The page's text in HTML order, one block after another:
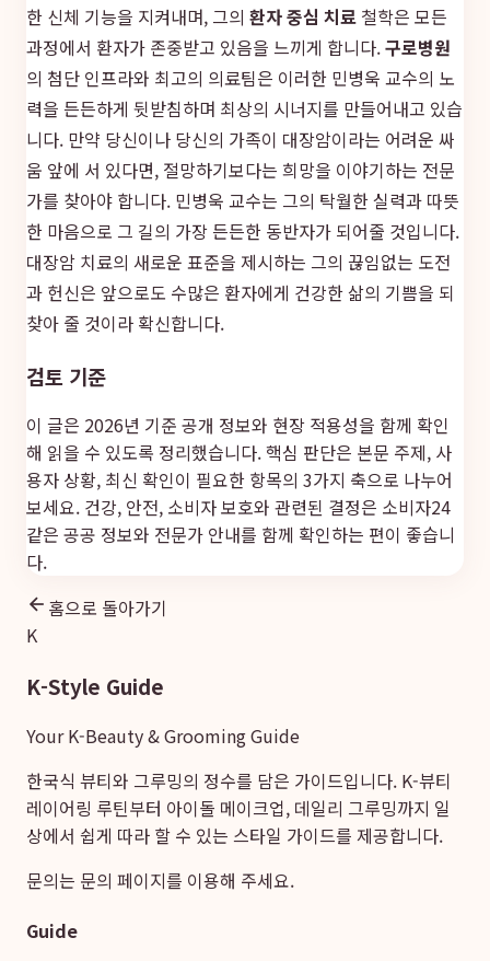
한 신체 기능을 지켜내며, 그의 환자 중심 치료 철학은 모든
과정에서 환자가 존중받고 있음을 느끼게 합니다.구로병원
의 첨단 인프라와 최고의 의료팀은 이러한 민병욱 교수의 노
력을 든든하게 뒷받침하며 최상의 시너지를 만들어내고 있습
니다. 만약 당신이나 당신의 가족이 대장암이라는 어려운 싸
움 앞에 서 있다면, 절망하기보다는 희망을 이야기하는 전문
가를 찾아야 합니다. 민병욱 교수는 그의 탁월한 실력과 따뜻
한 마음으로 그 길의 가장 든든한 동반자가 되어줄 것입니다.
대장암 치료의 새로운 표준을 제시하는 그의 끊임없는 도전
과 헌신은 앞으로도 수많은 환자에게 건강한 삶의 기쁨을 되
찾아 줄 것이라 확신합니다.
검토 기준
이 글은 2026년 기준 공개 정보와 현장 적용성을 함께 확인
해 읽을 수 있도록 정리했습니다. 핵심 판단은 본문 주제, 사
용자 상황, 최신 확인이 필요한 항목의 3가지 축으로 나누어
보세요. 건강, 안전, 소비자 보호와 관련된 결정은 소비자24
같은 공공 정보와 전문가 안내를 함께 확인하는 편이 좋습니
다.
홈으로 돌아가기
K
K-Style Guide
Your K-Beauty & Grooming Guide
한국식 뷰티와 그루밍의 정수를 담은 가이드입니다. K-뷰티
레이어링 루틴부터 아이돌 메이크업, 데일리 그루밍까지 일
상에서 쉽게 따라 할 수 있는 스타일 가이드를 제공합니다.
문의는 문의 페이지를 이용해 주세요.
Guide